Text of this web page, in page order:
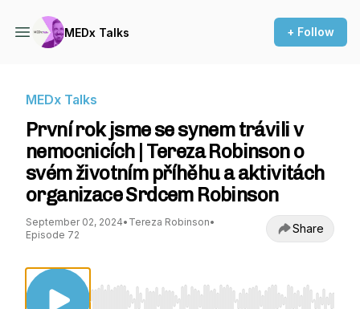
MEDx Talks + Follow
MEDx Talks
První rok jsme se synem trávili v
nemocnicích | Tereza Robinson o
svém životním příhěhu a aktivitách
organizace Srdcem Robinson
September 02, 2024• Tereza Robinson•
Episode 72
Share